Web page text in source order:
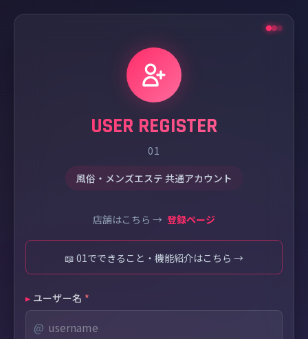
USER REGISTER
01
風俗・メンズエステ 共通アカウント
店舗はこちら → 登録ページ
📖 01でできること・機能紹介はこちら →
▸ ユーザー名 *
@